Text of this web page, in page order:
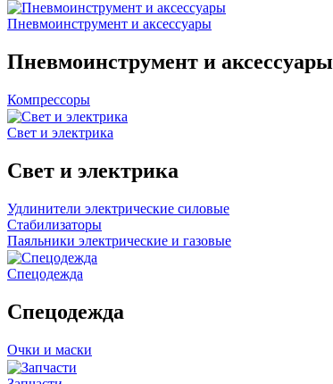
Пневмоинструмент и аксессуары
Пневмоинструмент и аксессуары
Компрессоры
Свет и электрика
Свет и электрика
Удлинители электрические силовые
Стабилизаторы
Паяльники электрические и газовые
Спецодежда
Спецодежда
Очки и маски